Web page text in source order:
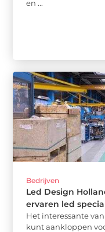
en ...
Bedrijven
Led Design
ervaren led
Het interessante
kunt aankloppen